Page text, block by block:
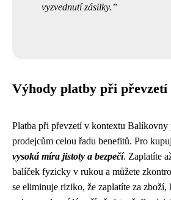
vyzvednutí zásilky.
Výhody platby při převzetí
Platba při převzetí v kontextu Balíkovny
prodejcům celou řadu benefitů. Pro
vysoká míra jistoty a bezpečí. Zaplatíte
balíček fyzicky v rukou a můžete
se eliminuje riziko, že zaplatíte za zboží,